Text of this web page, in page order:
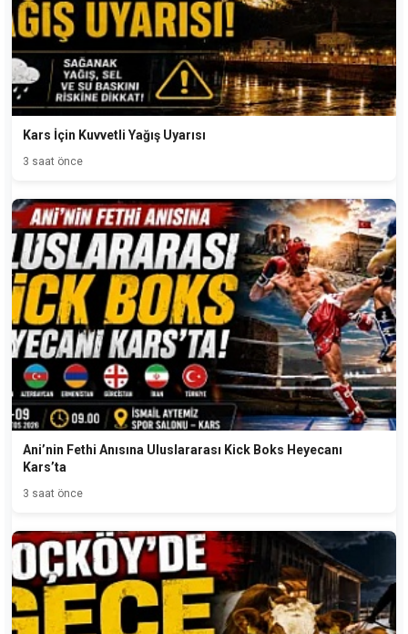
Kars İçin Kuvvetli Yağış Uyarısı
3 saat önce
Ani’nin Fethi Anısına Uluslararası Kick Boks Heyecanı
Kars’ta
3 saat önce